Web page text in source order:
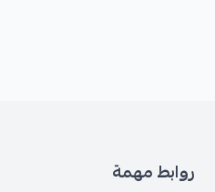
روابط مهمة